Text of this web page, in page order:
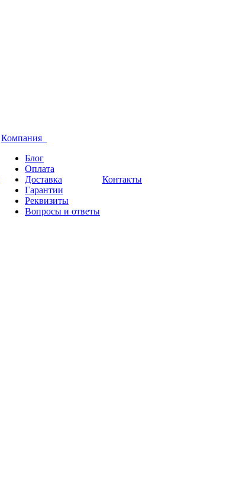
Компания
Блог
Оплата
Доставка
Гарантии
Реквизиты
Вопросы и ответы
Контакты